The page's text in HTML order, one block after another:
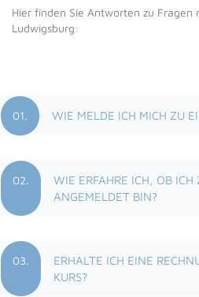
Hier finden Sie Antworten zu Fragen
Ludwigsburg:
01. WIE MELDE ICH MICH ZU
02.
WIE ERFAHRE ICH, OB ICH
ANGEMELDET BIN?
03.
ERHALTE ICH EINE
KURS?